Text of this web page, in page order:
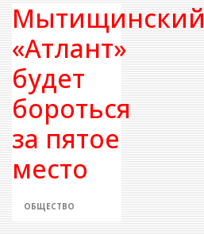
Мытищинский
«Атлант»
будет
бороться
за пятое
место
ОБЩЕСТВО